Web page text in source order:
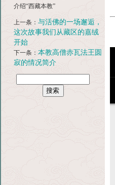
介绍“西藏本教”
上一条：与活佛的一场邂逅，
这次故事我们从藏区的嘉绒
开始
下一条：本教高僧赤瓦法王圆
寂的情况简介